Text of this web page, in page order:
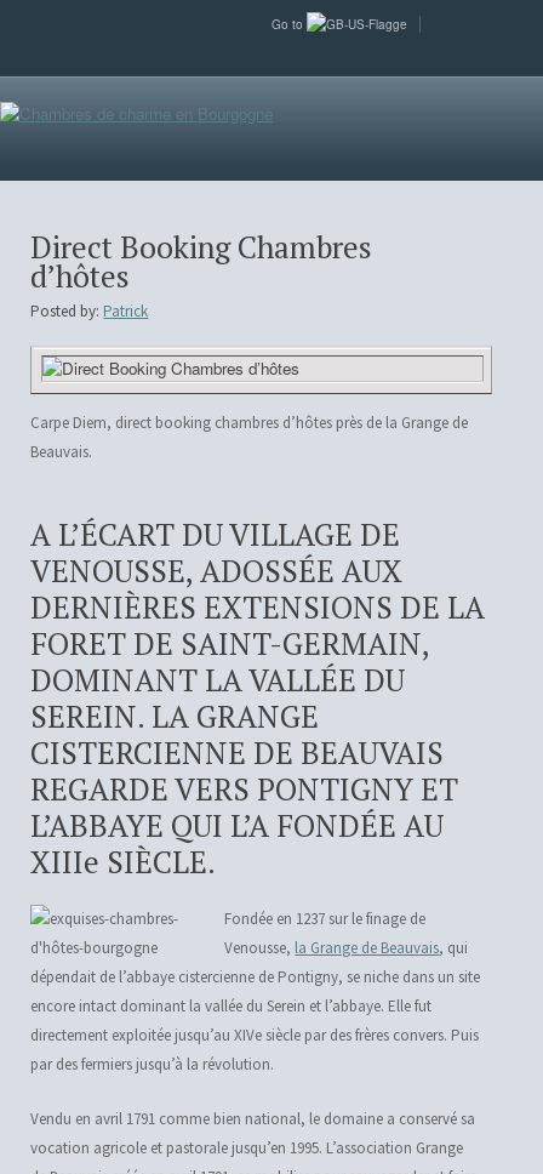
Go to
Direct Booking Chambres
d’hôtes
Posted by: Patrick
Carpe Diem, direct booking chambres d’hôtes près de la Grange de
Beauvais.
A L’ÉCART DU VILLAGE DE
VENOUSSE, ADOSSÉE AUX
DERNIÈRES EXTENSIONS DE LA
FORET DE SAINT-GERMAIN,
DOMINANT LA VALLÉE DU
SEREIN. LA GRANGE
CISTERCIENNE DE BEAUVAIS
REGARDE VERS PONTIGNY ET
L’ABBAYE QUI L’A FONDÉE AU
XIIIe SIÈCLE.
Fondée en 1237 sur le finage de
Venousse, la Grange de Beauvais, qui
dépendait de l’abbaye cistercienne de Pontigny, se niche dans un site
encore intact dominant la vallée du Serein et l’abbaye. Elle fut
directement exploitée jusqu’au XIVe siècle par des frères convers. Puis
par des fermiers jusqu’à la révolution.
Vendu en avril 1791 comme bien national, le domaine a conservé sa
vocation agricole et pastorale jusqu’en 1995. L’association Grange